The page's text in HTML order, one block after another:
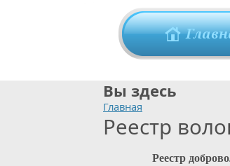
Вы здесь
Главная
Реестр
Реестр